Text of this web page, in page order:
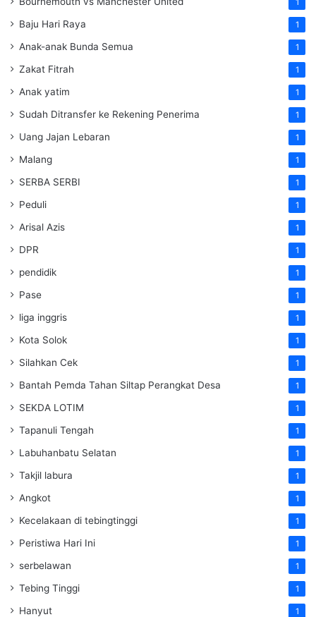
1
Baju Hari Raya 1
Anak-anak Bunda Semua 1
Zakat Fitrah 1
Anak yatim 1
Sudah Ditransfer ke Rekening Penerima 1
Uang Jajan Lebaran 1
Malang 1
SERBA SERBI 1
Peduli 1
Arisal Azis 1
DPR 1
pendidik 1
Pase 1
liga inggris 1
Kota Solok 1
Silahkan Cek 1
Bantah Pemda Tahan Siltap Perangkat Desa 1
SEKDA LOTIM 1
Tapanuli Tengah 1
Labuhanbatu Selatan 1
Takjil labura 1
Angkot 1
Kecelakaan di tebingtinggi 1
Peristiwa Hari Ini 1
serbelawan 1
Tebing Tinggi 1
Hanyut 1